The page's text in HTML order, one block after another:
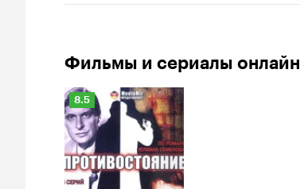
Фильмы и сериалы онлайн
Рейтинг
Кинопоиска
8.5
8.5